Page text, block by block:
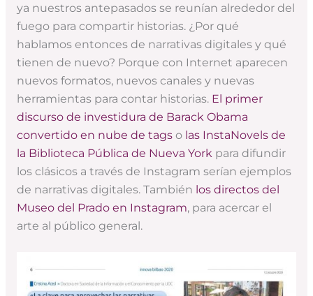
ya nuestros antepasados se reunían alrededor del
fuego para compartir historias. ¿Por qué
hablamos entonces de narrativas digitales y qué
tienen de nuevo? Porque con Internet aparecen
nuevos formatos, nuevos canales y nuevas
herramientas para contar historias. El primer
discurso de investidura de Barack Obama
convertido en nube de tagso las InstaNovels de
la Biblioteca Pública de Nueva York para difundir
los clásicos a través de Instagram serían ejemplos
de narrativas digitales. También los directos del
Museo del Prado en Instagram, para acercar el
arte al público general.